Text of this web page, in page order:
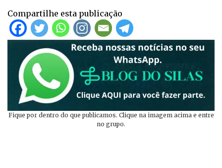
Compartilhe esta publicação
Fique por dentro do que publicamos. Clique na imagem acima e entre
no grupo.